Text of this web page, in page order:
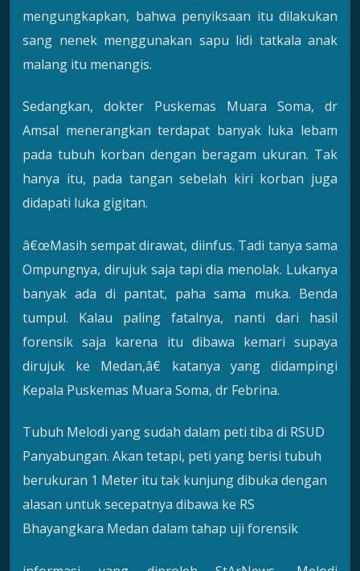
mengungkapkan, bahwa penyiksaan itu dilakukan
sang nenek menggunakan sapu lidi tatkala anak
malang itu menangis.
Sedangkan, dokter Puskemas Muara Soma, dr
Amsal menerangkan terdapat banyak luka lebam
pada tubuh korban dengan beragam ukuran. Tak
hanya itu, pada tangan sebelah kiri korban juga
didapati luka gigitan.
â€œMasih sempat dirawat, diinfus. Tadi tanya sama
Ompungnya, dirujuk saja tapi dia menolak. Lukanya
banyak ada di pantat, paha sama muka. Benda
tumpul. Kalau paling fatalnya, nanti dari hasil
forensik saja karena itu dibawa kemari supaya
dirujuk ke Medan,â€ katanya yang didampingi
Kepala Puskemas Muara Soma, dr Febrina.
Tubuh Melodi yang sudah dalam peti tiba di RSUD
Panyabungan. Akan tetapi, peti yang berisi tubuh
berukuran 1 Meter itu tak kunjung dibuka dengan
alasan untuk secepatnya dibawa ke RS
Bhayangkara Medan dalam tahap uji forensik